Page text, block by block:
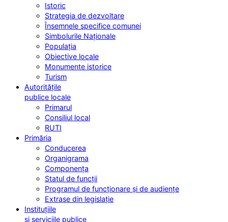
Istoric
Strategia de dezvoltare
Însemnele specifice comunei
Simbolurile Naționale
Populația
Obiective locale
Monumente istorice
Turism
Autoritățile
publice locale
Primarul
Consiliul local
RUTI
Primăria
Conducerea
Organigrama
Componența
Statul de funcții
Programul de funcționare și de audiențe
Extrase din legislație
Instituțiile
și serviciile publice